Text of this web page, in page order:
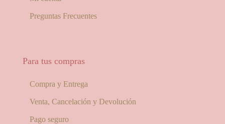
Preguntas Frecuentes
Para tus compras
Compra y Entrega
Venta, Cancelación y Devolución
Pago seguro